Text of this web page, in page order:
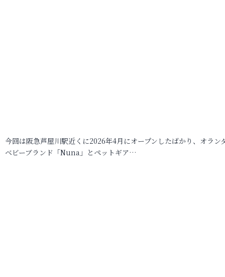
今回は阪急芦屋川駅近くに2026年4月にオープンしたばかり、オラン
ベビーブランド「Nuna」とペットギア…